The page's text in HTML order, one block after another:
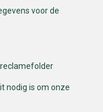
voor de
nodig is om onze